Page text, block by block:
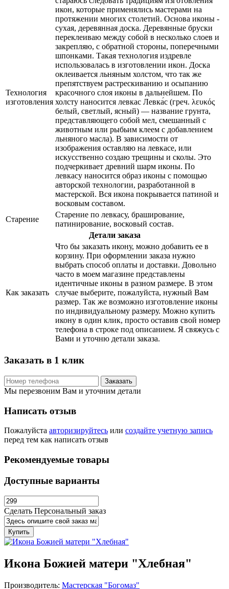
Технология
изготовления
икон, которые применялись мастерами на
протяжении многих столетий. Основа иконы -
сухая, деревянная доска. Деревянные бруски
переклеиваю между собой в несколько слоев и
закрепляю, с обратной стороны, поперечными
шпонками. Такая технология издревле
использовалась в изготовлении икон. Доска
оклеивается льняным холстом, что так же
препятствуем растрескиванию и осыпанию
красочного слоя иконы в дальнейшем. По
холсту наносится левкас Левка́с (греч. λευκός
белый, светлый, ясный) — название грунта,
представляющего собой мел, смешанный с
животным или рыбьим клеем с добавлением
льняного масла). В зависимости от
изображения оставляю на левкасе, или
искусственно создаю трещины и сколы. Это
подчеркивает древний шарм иконы. По
левкасу наносится образ иконы с помощью
авторской технологии, разработанной в
мастерской. Вся икона покрывается патиной и
восковым составом.
Старение
Старение по левкасу, браширование,
патинирование, восковый состав.
Детали заказа
Как заказать
Что бы заказать икону, можно добавить ее в
корзину. При оформлении заказа нужно
выбрать способ оплаты и доставки. Довольно
часто в моем магазине представлены
идентичные иконы в разном размере. В этом
случае выберите, пожалуйста, нужный Вам
размер. Так же возможно изготовление иконы
по индивидуальному размеру. Можно купить
икону в один клик, просто оставив свой номер
телефона в строке под описанием. Я свяжусь с
Вами и уточню детали заказа.
Заказать в 1 клик
Заказать
Мы перезвоним Вам и уточним детали
Написать отзыв
Пожалуйста авторизируйтесь или создайте учетную запись
перед тем как написать отзыв
Рекомендуемые товары
Доступные варианты
Сделать Персональный заказ
Купить
Икона Божией матери "Хлебная"
Производитель: Мастерская "Богомаз"